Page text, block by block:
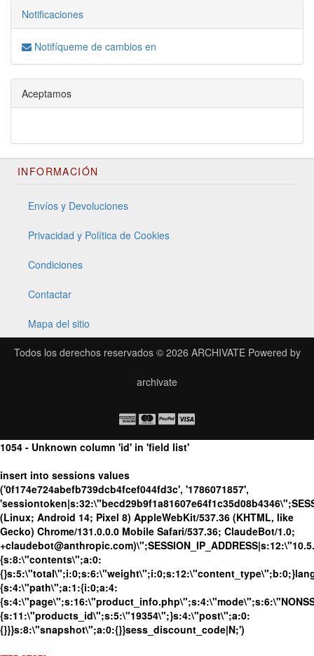
Notificaciones
Notifíqueme de cambios en
Aceptamos
INFORMACIÓN
Envíos y Devoluciones
Privacidad y Política de Cookies
Condiciones
Contactar
Mapa del sitio
Todos los derechos reservados © 2026 ARCHIVATEPowered by
archivate
1054 - Unknown column 'id' in 'field list'
insert into sessions values
('0f174e724abefb739dcb4fcef044fd3c', '1786071857',
(Linux; Android 14; Pixel 8) AppleWebKit/537.36 (KHTML, like
Gecko) Chrome/131.0.0.0 Mobile Safari/537.36; ClaudeBot/1.0;
{s:8:\"contents\";a:0:
{s:4:\"path\";a:1:{i:0;a:4:
{s:11:\"products_id\";s:5:\"19354\";}s:4:\"post\";a:0:
{}}}s:8:\"snapshot\";a:0:{}}sess_discount_code|N;')